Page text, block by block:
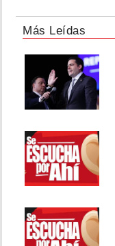
Más Leídas